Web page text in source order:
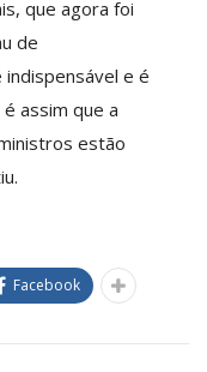
que agora foi
de
e é
assim que a
estão
Facebook